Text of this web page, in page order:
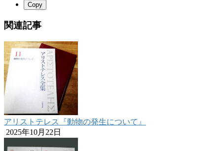
Copy
関連記事
アリストテレス『動物の発生について』
2025年10月22日